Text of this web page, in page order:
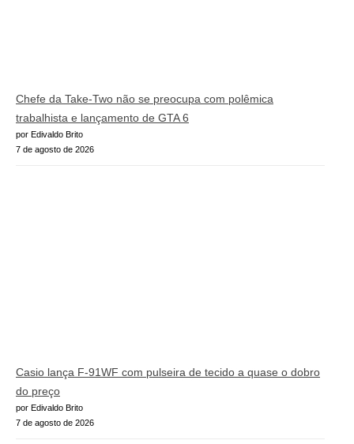
Chefe da Take-Two não se preocupa com polêmica
trabalhista e lançamento de GTA 6
por Edivaldo Brito
7 de agosto de 2026
Casio lança F-91WF com pulseira de tecido a quase o dobro
do preço
por Edivaldo Brito
7 de agosto de 2026